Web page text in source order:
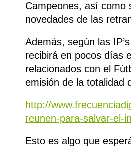
Campeones, así como
novedades de las
Además, según las
recibirá en pocos días
relacionados con el
emisión de la totalidad
http://
reunen-para-salvar-el-
Esto es algo que